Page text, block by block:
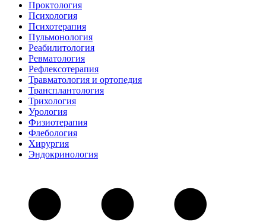
Проктология
Психология
Психотерапия
Пульмонология
Реабилитология
Ревматология
Рефлексотерапия
Травматология и ортопедия
Трансплантология
Трихология
Урология
Физиотерапия
Флебология
Хирургия
Эндокринология